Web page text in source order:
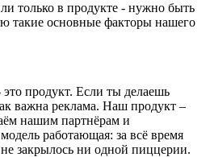
только в продукте - нужно быть
такие основные факторы нашего
продукт. Если ты делаешь
важна реклама. Наш продукт –
нашим партнёрам и
работающая: за всё время
закрылось ни одной пиццерии.